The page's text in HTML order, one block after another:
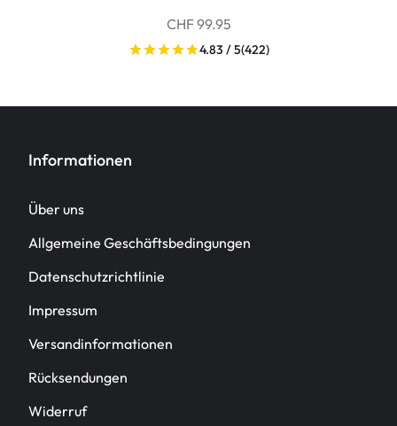
CHF 99.95
4.83 / 5(422)
Informationen
Über uns
Allgemeine Geschäftsbedingungen
Datenschutzrichtlinie
Impressum
Versandinformationen
Rücksendungen
Widerruf